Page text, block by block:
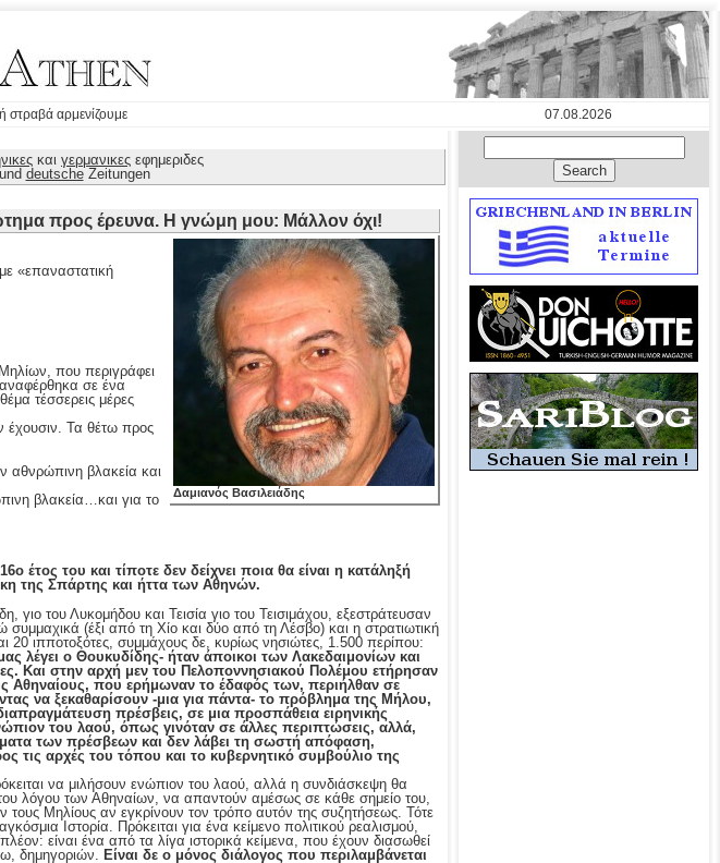
στραβά αρμενίζουμε
07.08.2026
και γερμανικες εφημεριδες
deutscheZeitungen
προς έρευνα. Η γνώμη μου: Μάλλον όχι!
Δαμιανός Βασιλειάδης
«επαναστατική
που περιγράφει
σε ένα
τέσσερεις μέρες
έχουσιν. Τα θέτω προς
αθνρώπινη βλακεία και
βλακεία…και για το
έτος του και τίποτε δεν δείχνει ποια θα είναι η κατάληξή
της Σπάρτης και ήττα των Αθηνών.
γιο του Λυκομήδου και Τεισία γιο του Τεισιμάχου, εξεστράτευσαν
(έξι από τη Χίο και δύο από τη Λέσβο) και η στρατιωτική
20 ιπποτοξότες, συμμάχους δε, κυρίως νησιώτες, 1.500 περίπου:
λέγει ο Θουκυδίδης- ήταν άποικοι των Λακεδαιμονίων και
Και στην αρχή μεν του Πελοποννησιακού Πολέμου ετήρησαν
Αθηναίους, που ερήμωναν το έδαφός των, περιήλθαν σε
να ξεκαθαρίσουν -μια για πάντα- το πρόβλημα της Μήλου,
πρέσβεις, σε μια προσπάθεια ειρηνικής
του λαού, όπως γινόταν σε άλλες περιπτώσεις, αλλά,
των πρέσβεων και δεν λάβει τη σωστή απόφαση,
αρχές του τόπου και το κυβερνητικό συμβούλιο της
να μιλήσουν ενώπιον του λαού, αλλά η συνδιάσκεψη θα
του λόγου των Αθηναίων, να απαντούν αμέσως σε κάθε σημείο του,
Μηλίους αν εγκρίνουν τον τρόπο αυτόν της συζητήσεως. Τότε
Ιστορία. Πρόκειται για ένα κείμενο πολιτικού ρεαλισμού,
είναι ένα από τα λίγα ιστορικά κείμενα, που έχουν διασωθεί
δημηγοριών. Είναι δε ο μόνος διάλογος που περιλαμβάνεται